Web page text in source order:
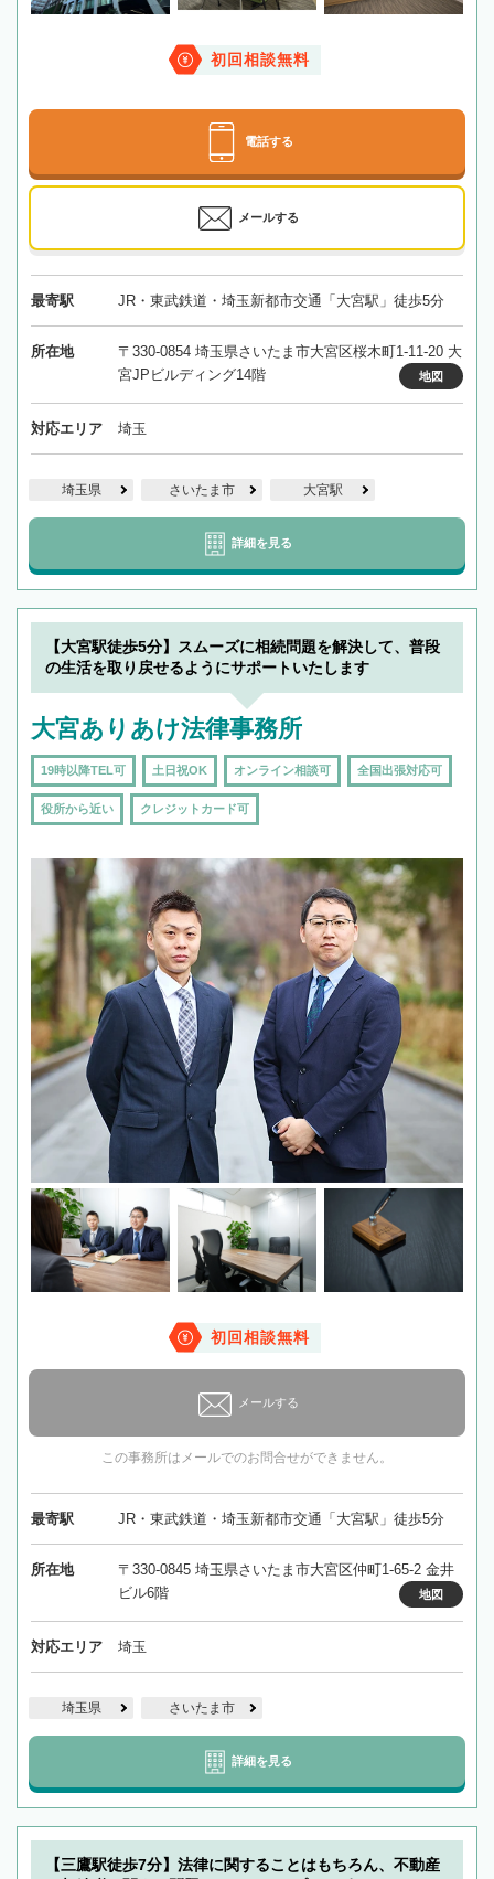
初回相談無料
電話する
メールする
最寄駅 JR・東武鉄道・埼玉新都市交通「大宮駅」徒歩5分
所在地
〒330-0854 埼玉県さいたま市大宮区桜木町1-11-20 大
宮JPビルディング14階
地図
対応エリア 埼玉
埼玉県 さいたま市 大宮駅
詳細を見る
【大宮駅徒歩5分】スムーズに相続問題を解決して、普段
の生活を取り戻せるようにサポートいたします
大宮ありあけ法律事務所
19時以降TEL可 土日祝OK オンライン相談可 全国出張対応可
役所から近い クレジットカード可
初回相談無料
メールする
この事務所はメールでのお問合せができません。
最寄駅 JR・東武鉄道・埼玉新都市交通「大宮駅」徒歩5分
所在地
〒330-0845 埼玉県さいたま市大宮区仲町1-65-2 金井
ビル6階
地図
対応エリア 埼玉
埼玉県 さいたま市
詳細を見る
【三鷹駅徒歩7分】法律に関することはもちろん、不動産